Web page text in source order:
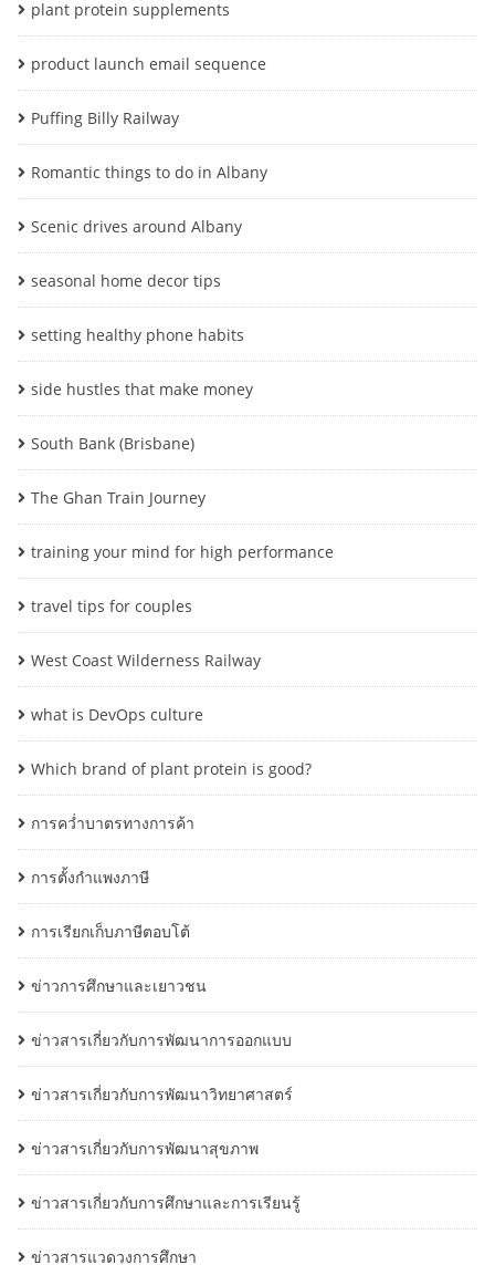
plant protein supplements
product launch email sequence
Puffing Billy Railway
Romantic things to do in Albany
Scenic drives around Albany
seasonal home decor tips
setting healthy phone habits
side hustles that make money
South Bank (Brisbane)
The Ghan Train Journey
training your mind for high performance
travel tips for couples
West Coast Wilderness Railway
what is DevOps culture
Which brand of plant protein is good?
การคว่ำบาตรทางการค้า
การตั้งกำแพงภาษี
การเรียกเก็บภาษีตอบโต้
ข่าวการศึกษาและเยาวชน
ข่าวสารเกี่ยวกับการพัฒนาการออกแบบ
ข่าวสารเกี่ยวกับการพัฒนาวิทยาศาสตร์
ข่าวสารเกี่ยวกับการพัฒนาสุขภาพ
ข่าวสารเกี่ยวกับการศึกษาและการเรียนรู้
ข่าวสารแวดวงการศึกษา